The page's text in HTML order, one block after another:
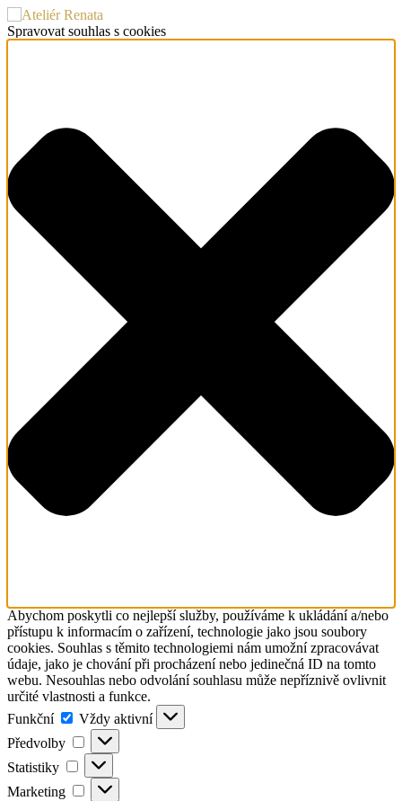
Spravovat souhlas s cookies
Abychom poskytli co nejlepší služby, používáme k ukládání a/nebo
přístupu k informacím o zařízení, technologie jako jsou soubory
cookies. Souhlas s těmito technologiemi nám umožní zpracovávat
údaje, jako je chování při procházení nebo jedinečná ID na tomto
webu. Nesouhlas nebo odvolání souhlasu může nepříznivě ovlivnit
určité vlastnosti a funkce.
Funkční
Funkční
Vždy aktivní
Předvolby
Předvolby
Statistiky Statistiky
Marketing Marketing